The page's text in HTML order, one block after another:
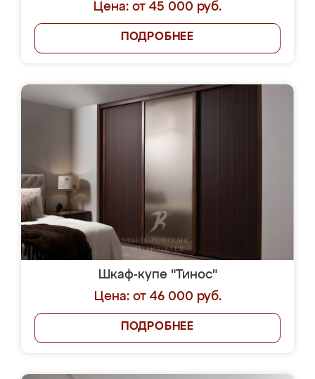
Цена: от 45 000 руб.
ПОДРОБНЕЕ
Шкаф-купе "Тинос"
Цена: от 46 000 руб.
ПОДРОБНЕЕ